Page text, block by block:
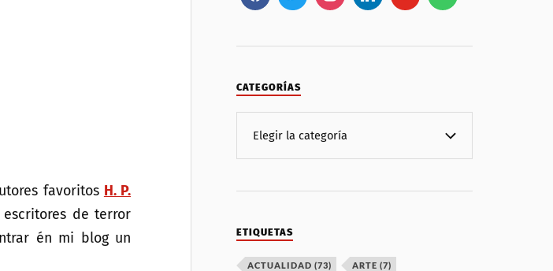
favoritos H. P.
de terror
én mi blog un
CATEGORÍAS
ETIQUETAS
ACTUALIDAD (73) ARTE (7)